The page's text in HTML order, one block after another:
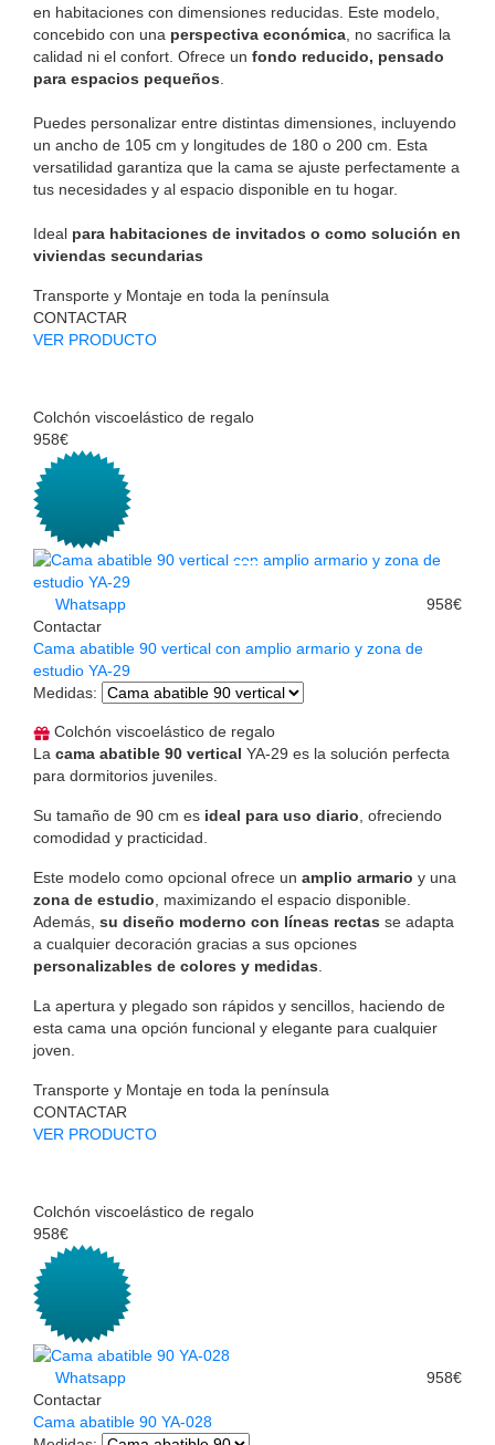
en habitaciones con dimensiones reducidas. Este modelo,
concebido con una perspectiva económica , no sacrifica la
calidad ni el confort. Ofrece un fondo reducido, pensado
para espacios pequeños
Puedes personalizar entre distintas dimensiones, incluyendo
un ancho de 105 cm y longitudes de 180 o 200 cm. Esta
versatilidad garantiza que la cama se ajuste perfectamente a
tus necesidades y al espacio disponible en tu hogar.
Ideal para habitaciones de invitados o como solución en
viviendas secundarias
Transporte y Montaje en toda la península
CONTACTAR
VER PRODUCTO
Colchón viscoelástico de regalo
958€
Whatsapp
Contactar
958€
Cama abatible 90 vertical con amplio armario y zona de
estudio YA-29
Medidas:
Colchón viscoelástico de regalo
La cama abatible 90 vertical YA-29 es la solución perfecta
para dormitorios juveniles.
Su tamaño de 90 cm es ideal para uso diario , ofreciendo
comodidad y practicidad.
Este modelo como opcional ofrece un amplio armario y una
zona de estudio , maximizando el espacio disponible.
Además, su diseño moderno con líneas rectas se adapta
a cualquier decoración gracias a sus opciones
personalizables de colores y medidas
La apertura y plegado son rápidos y sencillos, haciendo de
esta cama una opción funcional y elegante para cualquier
joven.
Transporte y Montaje en toda la península
CONTACTAR
VER PRODUCTO
Colchón viscoelástico de regalo
958€
Whatsapp
Contactar
958€
Cama abatible 90 YA-028